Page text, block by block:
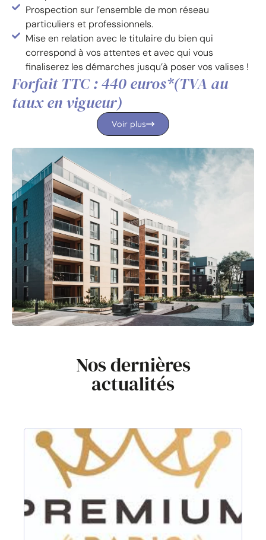
Prospection sur l’ensemble de mon réseau
particuliers et professionnels.
Mise en relation avec le titulaire du bien qui
correspond à vos attentes et avec qui vous
finaliserez les démarches jusqu’à poser vos valises !
Forfait TTC : 440 euros*(TVA au
taux en vigueur)
Voir plus
Nos dernières
actualités